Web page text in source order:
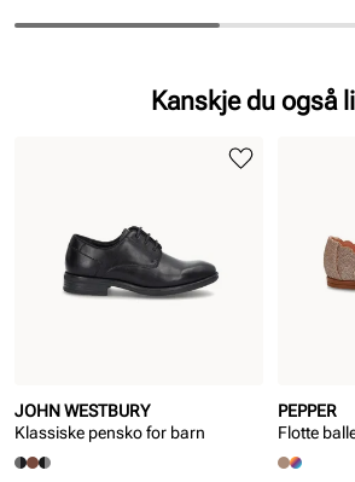
Kanskje du også
JOHN WESTBURY
Klassiske pensko for barn
PEPPER
Flotte